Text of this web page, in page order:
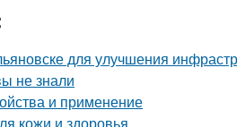
для улучшения
не знали
и применение